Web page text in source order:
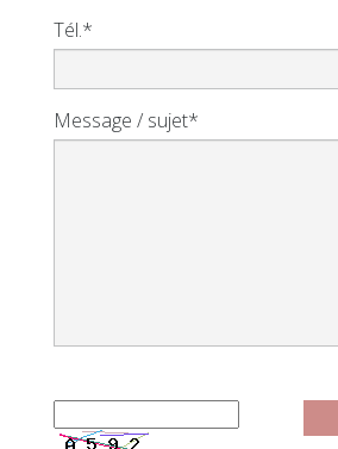
Tél.*
Message / sujet*